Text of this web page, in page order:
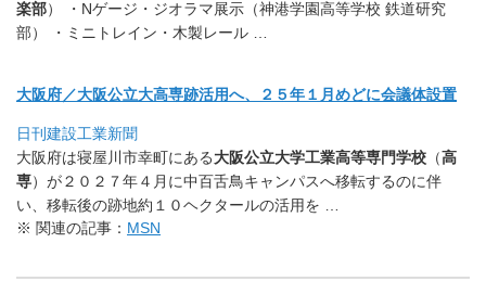
楽部） ・Nゲージ・ジオラマ展示（神港学園高等学校 鉄道研究
部） ・ミニトレイン・木製レール …
大阪府／大阪公立大高専跡活用へ、２５年１月めどに会議体設置
日刊建設工業新聞
大阪府は寝屋川市幸町にある大阪公立大学工業高等専門学校 （高
専）が２０２７年４月に中百舌鳥キャンパスへ移転するのに伴
い、 移転後の跡地約１０ヘクタールの活用を …
※ 関連の記事： MSN